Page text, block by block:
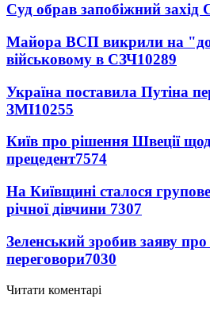
Суд обрав запобіжний захід
Майора ВСП викрили на
військовому в СЗЧ10289
Україна поставила Путіна
ЗМІ10255
Київ про рішення Швеції
прецедент7574
На Київщині сталося
річної дівчини 7307
Зеленський зробив заяву
переговори7030
Читати коментарі